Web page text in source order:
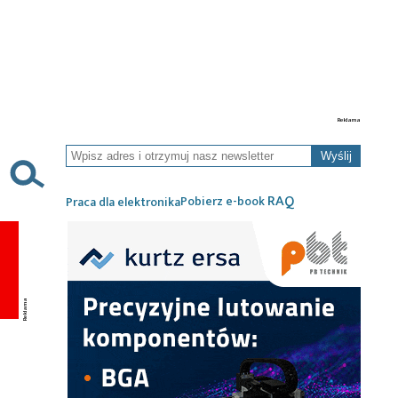
Wyślij
Praca dla elektronikaPobierz e-bookRAQ